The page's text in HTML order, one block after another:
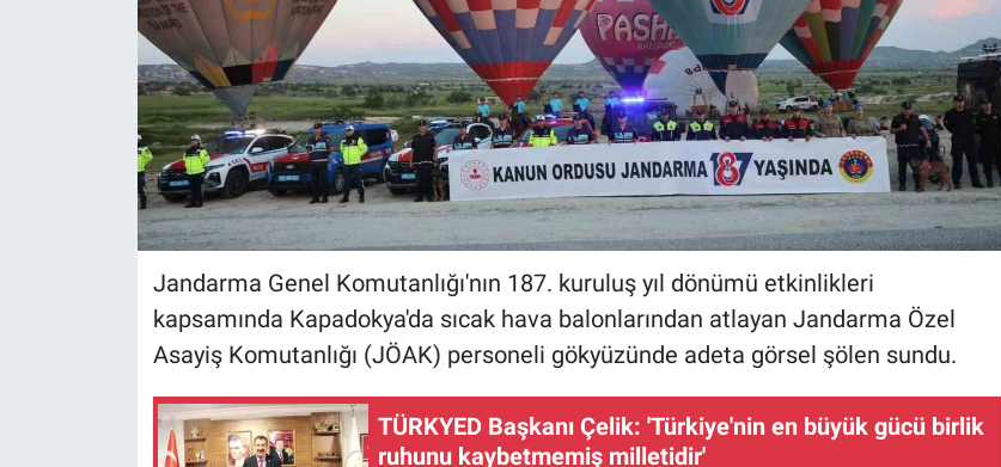
Jandarma Genel Komutanlığı'nın 187. kuruluş yıl dönümü etkinlikleri
kapsamında Kapadokya'da sıcak hava balonlarından atlayan Jandarma Özel
Asayiş Komutanlığı (JÖAK) personeli gökyüzünde adeta görsel şölen sundu.
TÜRKYED Başkanı Çelik: 'Türkiye'nin en büyük gücü birlik
ruhunu kaybetmemiş milletidir'